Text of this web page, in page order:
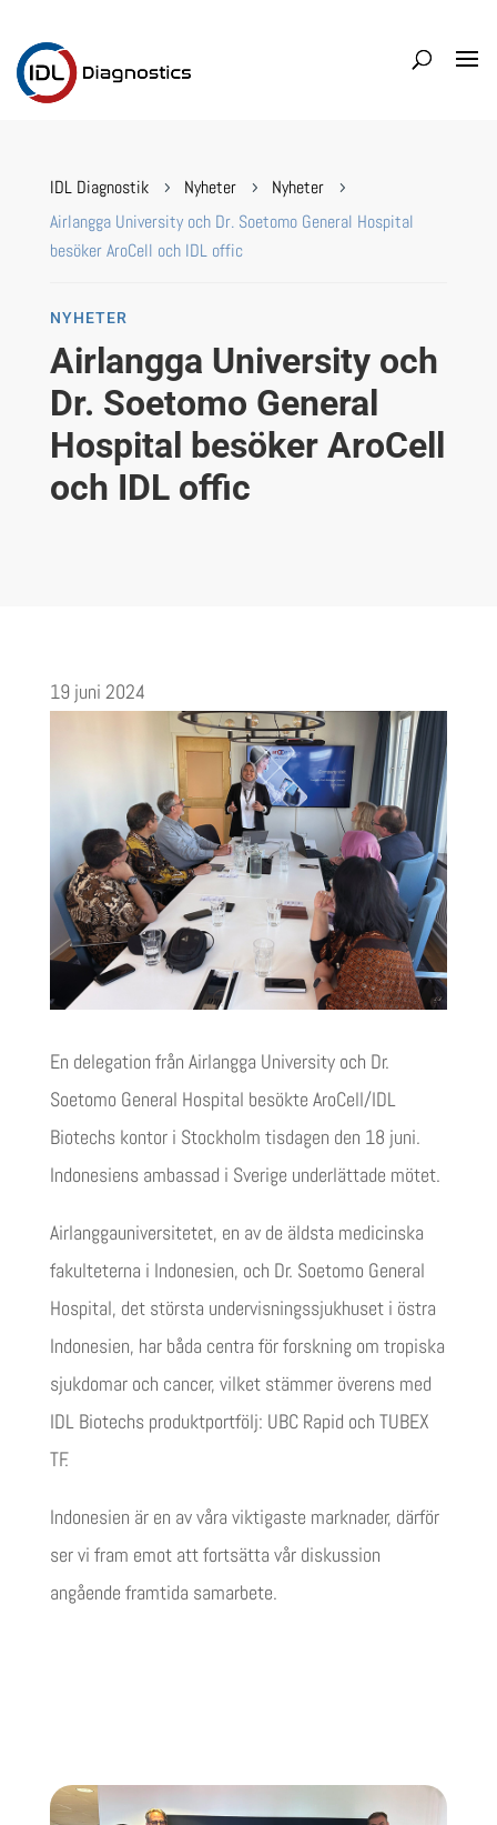
IDL Diagnostik 5 Nyheter 5 Nyheter 5
Airlangga University och Dr. Soetomo General Hospital
besöker AroCell och IDL offic
NYHETER
Airlangga University och
Dr. Soetomo General
Hospital besöker AroCell
och IDL offic
19 juni 2024
En delegation från Airlangga University och Dr.
Soetomo General Hospital besökte AroCell/IDL
Biotechs kontor i Stockholm tisdagen den 18 juni.
Indonesiens ambassad i Sverige underlättade mötet.
Airlanggauniversitetet, en av de äldsta medicinska
fakulteterna i Indonesien, och Dr. Soetomo General
Hospital, det största undervisningssjukhuset i östra
Indonesien, har båda centra för forskning om tropiska
sjukdomar och cancer, vilket stämmer överens med
IDL Biotechs produktportfölj: UBC Rapid och TUBEX
TF.
Indonesien är en av våra viktigaste marknader, därför
ser vi fram emot att fortsätta vår diskussion
angående framtida samarbete.